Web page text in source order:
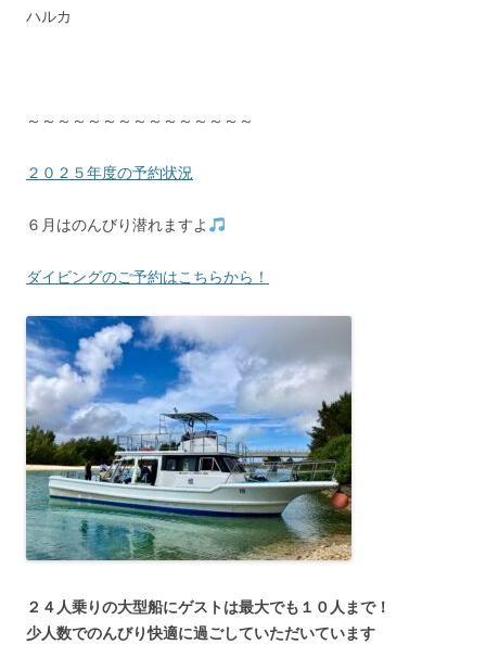
ハルカ
～～～～～～～～～～～～～～～
２０２５年度の予約状況
６月はのんびり潜れますよ
ダイビングのご予約はこちらから！
２４人乗りの大型船にゲストは最大でも１０人まで！
少人数でのんびり快適に過ごしていただいています